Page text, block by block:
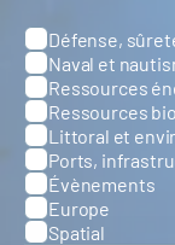
Catégories
Défense,
Naval et
Ressources
Ressources
Littoral et
Ports,
Évènements
Europe
Spatial